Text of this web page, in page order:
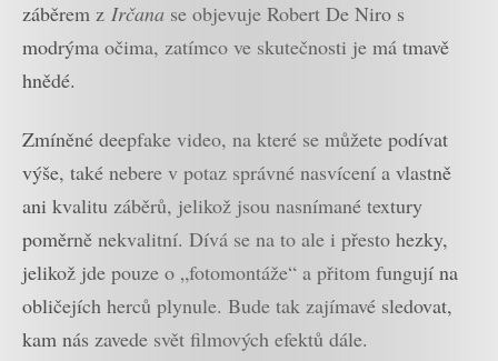
záběrem z Irčana se objevuje Robert De Niro s
modrýma očima, zatímco ve skutečnosti je má tmavě
hnědé.
Zmíněné deepfake video, na které se můžete podívat
výše, také nebere v potaz správné nasvícení a vlastně
ani kvalitu záběrů, jelikož jsou nasnímané textury
poměrně nekvalitní. Dívá se na to ale i přesto hezky,
jelikož jde pouze o „fotomontáže“ a přitom fungují na
obličejích herců plynule. Bude tak zajímavé sledovat,
kam nás zavede svět filmových efektů dále.